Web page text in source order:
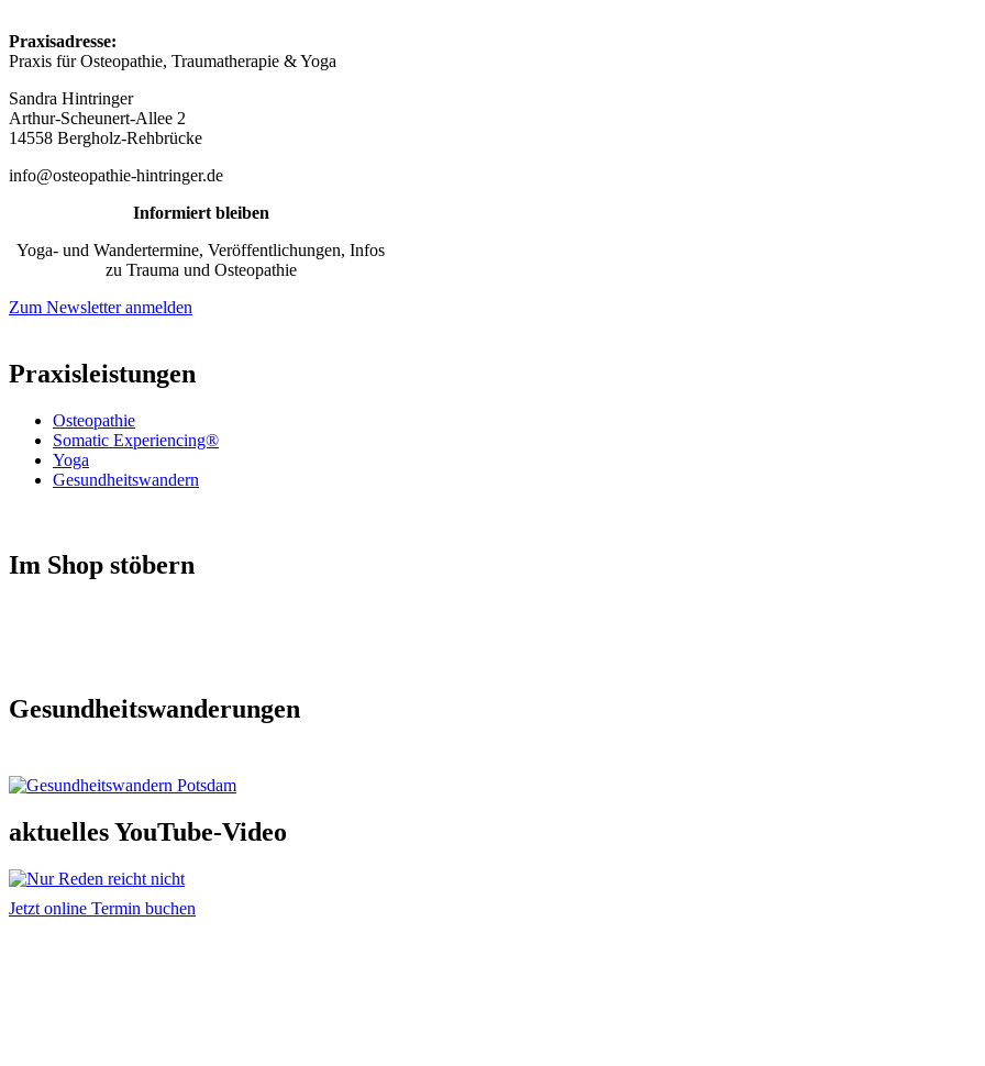
Praxisadresse:
Praxis für Osteopathie, Traumatherapie & Yoga
Sandra Hintringer
Arthur-Scheunert-Allee 2
14558 Bergholz-Rehbrücke
info@osteopathie-hintringer.de
Informiert bleiben
Yoga- und Wandertermine, Veröffentlichungen, Infos
zu Trauma und Osteopathie
Zum Newsletter anmelden
Praxisleistungen
Osteopathie
Somatic Experiencing®
Yoga
Gesundheitswandern
Im Shop stöbern
Gesundheitswanderungen
aktuelles YouTube-Video
Jetzt online Termin buchen